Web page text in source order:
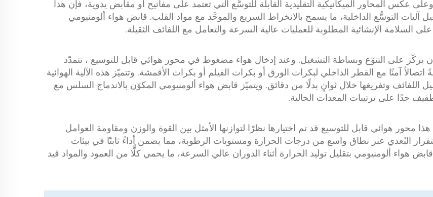
عكس المحاور الميكانيكية التقليدية القابلة للتوسُّع التي تعتمد على مفاتيح أو مقابض يدوية، فإن هذا
آليات التوسُّع الداخلية، ما يسمح بالانخراط السريع والموحَّد مع مواد القلب. قابض هواء ألومنيومي
الإنشائية المطلوبة للعمليات عالية السرعة والتعامل مع اللفائف الثقيلة.
يركّز على التنوّع وبساطة التشغيل. وعند إدخال هواء مضغوط في محور هوائي قابل للتوسيع ، تتمدّد
آمنًا مع القطر الداخلي لبكرات الورق أو بكرات الفيلم أو بكرات الأقمشة. وتتميّز هذه الآلية الهوائية
وتفريغها خلال ثوانٍ بدلًا من دقائق. ويتميّز قابض هواء ألومنيومي المكوّن بالاندماج السلس مع
جدًا على ترتيبات المعدات الحالية.
محور هوائي قابل للتوسيع قد تم اختيارها نظرًا لتوازنها الأمثل بين القوة والوزن ومقاومة العوامل
البُعدي عبر نطاق واسع من درجات الحرارة ومستويات الرطوبة، مما يضمن أداءً ثابتًا في بيئات
قابض هواء ألومنيومي بتقليل توليد الحرارة أثناء الدوران عالي السرعة، ما يحمي كلًّا من العمود والمواد قيد